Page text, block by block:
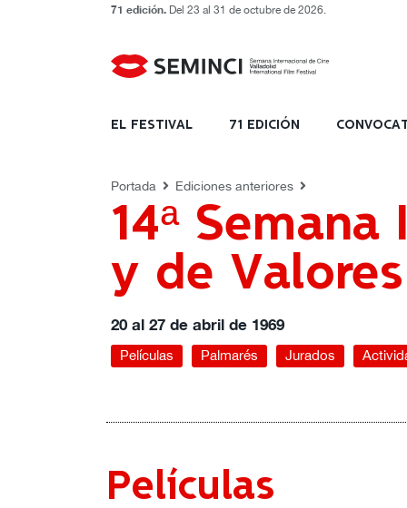
71 edición. Del 23 al 31 de octubre de 2026.
EL FESTIVAL 71 EDICIÓN
Portada Ediciones anteriores
14ª
y de
20 al 27 de abril de 1969
Películas Palmarés Jurados
1969 - 14 Edición Películas
Películas